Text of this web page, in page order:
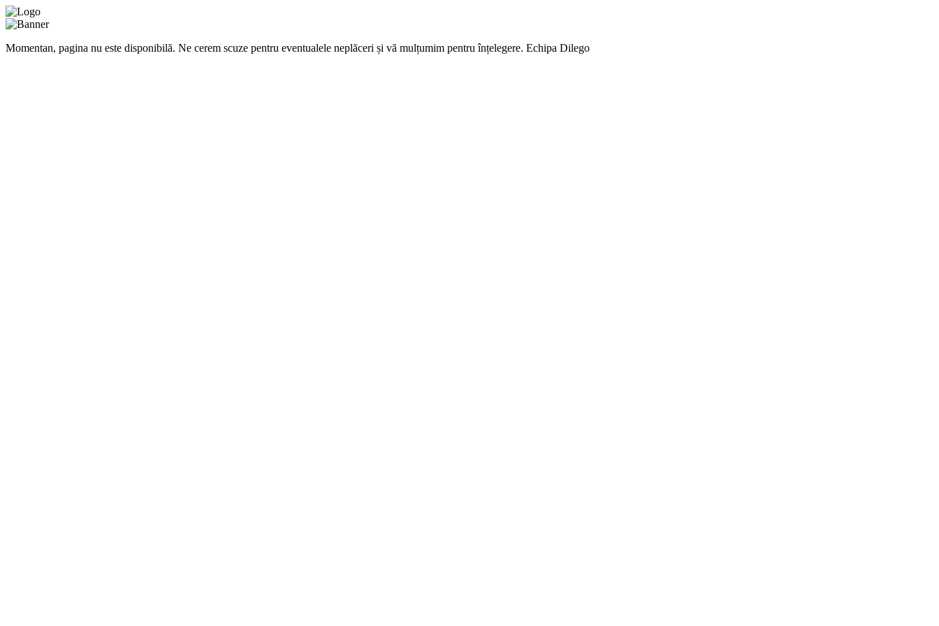
Momentan, pagina nu este disponibilă. Ne cerem scuze pentru eventualele neplăceri și vă mulțumim pentru înțelegere. Echipa Dilego